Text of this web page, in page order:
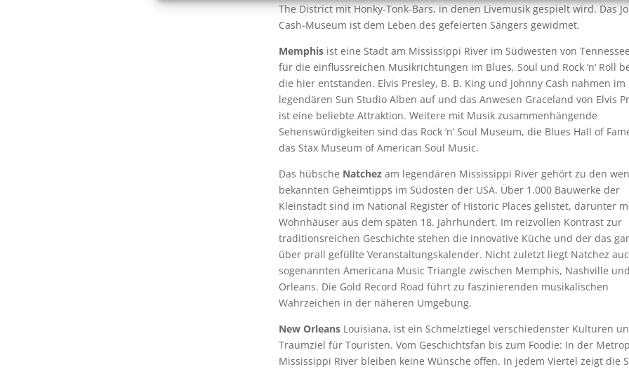
The District mit Honky-Tonk-Bars, in denen Livemusik gespielt wird. Das
Cash-Museum ist dem Leben des gefeierten Sängers gewidmet.
Memphis ist eine Stadt am Mississippi River im Südwesten von
für die einflussreichen Musikrichtungen im Blues, Soul und Rock ’n‘ Roll
die hier entstanden. Elvis Presley, B. B. King und Johnny Cash nahmen im
legendären Sun Studio Alben auf und das Anwesen Graceland von Elvis
ist eine beliebte Attraktion. Weitere mit Musik zusammenhängende
Sehenswürdigkeiten sind das Rock ’n‘ Soul Museum, die Blues Hall of
das Stax Museum of American Soul Music.
Das hübsche Natchez am legendären Mississippi River gehört zu den
bekannten Geheimtipps im Südosten der USA. Über 1.000 Bauwerke der
Kleinstadt sind im National Register of Historic Places gelistet, darunter
Wohnhäuser aus dem späten 18. Jahrhundert. Im reizvollen Kontrast zur
traditionsreichen Geschichte stehen die innovative Küche und der das
über prall gefüllte Veranstaltungskalender. Nicht zuletzt liegt Natchez
sogenannten Americana Music Triangle zwischen Memphis, Nashville
Orleans. Die Gold Record Road führt zu faszinierenden musikalischen
Wahrzeichen in der näheren Umgebung.
New Orleans Louisiana, ist ein Schmelztiegel verschiedenster Kulturen
Traumziel für Touristen. Vom Geschichtsfan bis zum Foodie: In der
Mississippi River bleiben keine Wünsche offen. In jedem Viertel zeigt die